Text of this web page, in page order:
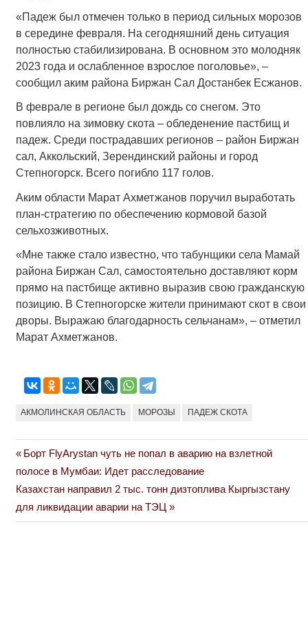
«Падеж был отмечен только в период сильных морозов
в середине февраля. На сегодняшний день ситуация
полностью стабилизирована. В основном это молодняк
2023 года и ослабленное взрослое поголовье», –
сообщил аким района Биржан Сал Достанбек Есжанов.
В феврале в регионе был дождь со снегом. Это
повлияло на зимовку скота – обледенение пастбищ и
падеж. Среди пострадавших регионов – район Биржан
сал, Аккольский, Зерендинский районы и город
Степногорск. Всего погибло 117 голов.
Аким области Марат Ахметжанов поручил выработать
план-стратегию по обеспечению кормовой базой
сельхозживотных.
«Мне также стало известно, что табунщики села Мамай
района Биржан Сал, самостоятельно доставляют корм
прямо на пастбище активно выразив свою гражданскую
позицию. В Степногорске жители принимают скот в свои
дворы. Выражаю благодарность сельчанам», – отметил
Марат Ахметжанов.
АКМОЛИНСКАЯ ОБЛАСТЬ МОРОЗЫ ПАДЕЖ СКОТА
Навигация
по
записям
Previous
Post:
Борт FlyArystan чуть не попал в аварию на взлетной
полосе в Мумбаи: Идет расследование
Next
Post:
Казахстан направил 2 тыс. тонн дизтоплива Кыргызстану
для ликвидации аварии на ТЭЦ